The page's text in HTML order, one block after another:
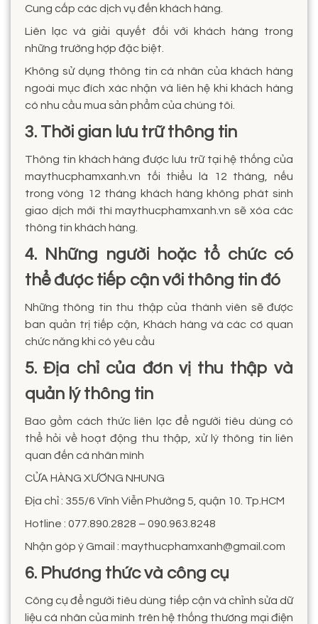
Cung cấp các dịch vụ đến khách hàng.
Liên lạc và giải quyết đối với khách hàng trong
những trường hợp đặc biệt.
Không sử dụng thông tin cá nhân của khách hàng
ngoài mục đích xác nhận và liên hệ khi khách hàng
có nhu cầu mua sản phẩm của chúng tôi.
3. Thời gian lưu trữ thông tin
Thông tin khách hàng được lưu trữ tại hệ thống của
maythucphamxanh.vn tối thiểu là 12 tháng, nếu
trong vòng 12 tháng khách hàng không phát sinh
giao dịch mới thì maythucphamxanh.vn sẽ xóa các
thông tin khách hàng.
4. Những người hoặc tổ chức có
thể được tiếp cận với thông tin đó
Những thông tin thu thập của thành viên sẽ được
ban quản trị tiếp cận, Khách hàng và các cơ quan
chức năng khi có yêu cầu
5. Địa chỉ của đơn vị thu thập và
quản lý thông tin
Bao gồm cách thức liên lạc để người tiêu dùng có
thể hỏi về hoạt động thu thập, xử lý thông tin liên
quan đến cá nhân mình
CỬA HÀNG XƯƠNG NHUNG
Địa chỉ : 355/6 Vĩnh Viễn Phường 5, quận 10. Tp.HCM
Hotline : 077.890.2828 – 090.963.8248
Nhận góp ý Gmail : maythucphamxanh@gmail.com
6. Phương thức và công cụ
Công cụ để người tiêu dùng tiếp cận và chỉnh sửa dữ
liệu cá nhân của mình trên hệ thống thương mại điện